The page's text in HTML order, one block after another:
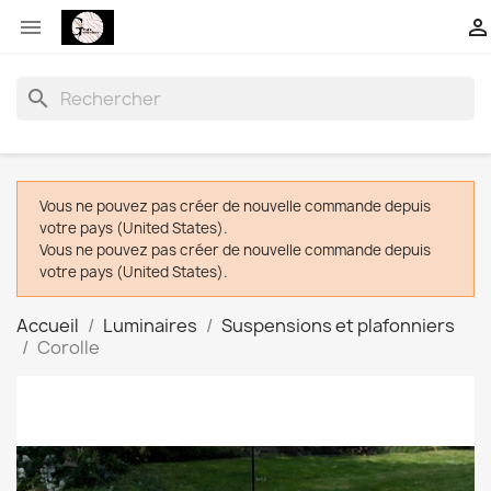
 
search
Vous ne pouvez pas créer de nouvelle commande depuis
votre pays (United States).
Vous ne pouvez pas créer de nouvelle commande depuis
votre pays (United States).
Accueil Luminaires
Suspensions et plafonniers
Corolle